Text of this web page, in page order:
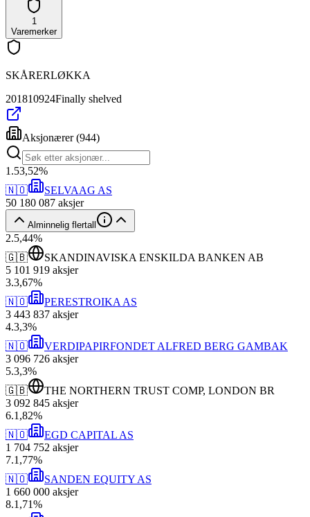
1
Varemerker
SKÅRERLØKKA
201810924Finally shelved
Aksjonærer(944)
1 .53,52%
🇳🇴
SELVAAG AS
50 180 087 aksjer
Alminnelig flertall
2.5,44%
🇬🇧
SKANDINAVISKA ENSKILDA BANKEN AB
5 101 919 aksjer
3.3,67%
🇳🇴
PERESTROIKA AS
3 443 837 aksjer
4.3,3%
🇳🇴
VERDIPAPIRFONDET ALFRED BERG GAMBAK
3 096 726 aksjer
5.3,3%
🇬🇧
THE NORTHERN TRUST COMP, LONDON BR
3 092 845 aksjer
6.1,82%
🇳🇴
EGD CAPITAL AS
1 704 752 aksjer
7.1,77%
🇳🇴
SANDEN EQUITY AS
1 660 000 aksjer
8.1,71%